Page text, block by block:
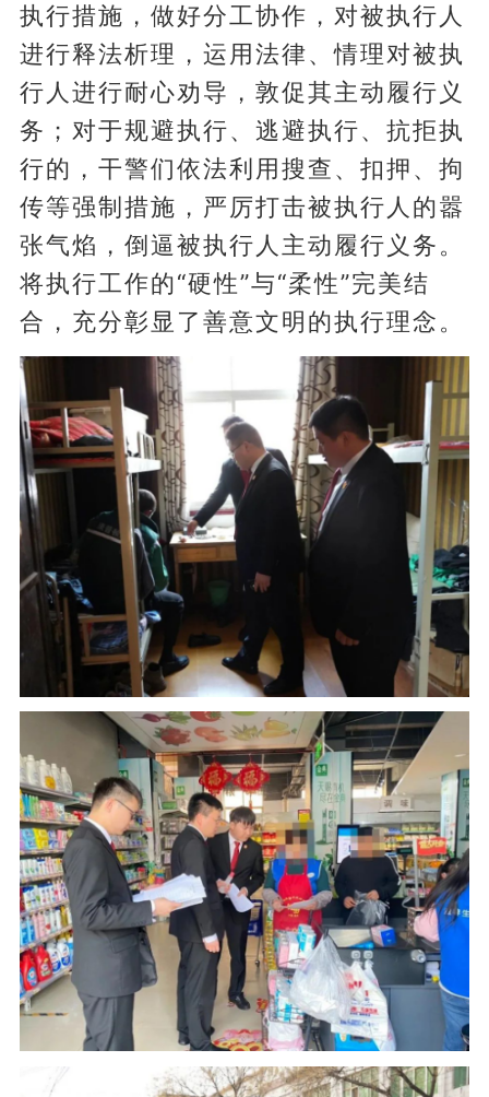
执行措施，做好分工协作，对被执行人
进行释法析理，运用法律、情理对被执
行人进行耐心劝导，敦促其主动履行义
务；对于规避执行、逃避执行、抗拒执
行的，干警们依法利用搜查、扣押、拘
传等强制措施，严厉打击被执行人的嚣
张气焰，倒逼被执行人主动履行义务。
将执行工作的“硬性”与“柔性”完美结
合，充分彰显了善意文明的执行理念。